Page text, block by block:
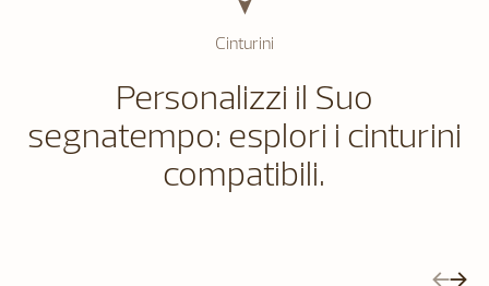
Cinturini
Personalizzi il Suo
segnatempo: esplori i cinturini
compatibili.